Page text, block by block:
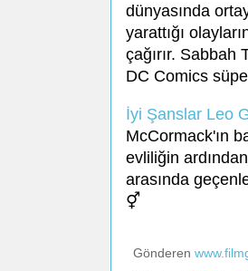
dünyasında
yarattığı
çağırır. Sabbah
DC Comics
İyi Şanslar Leo
McCormack'ın
evliliğin
arasında
⚥
Gönderen